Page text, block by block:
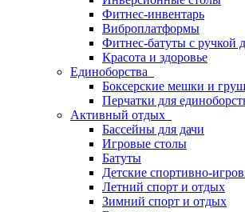
Фитнес-инвентарь
Виброплатформы
Фитнес-батуты с ручкой
Красота и здоровье
Единоборства
Боксерские мешки и
Перчатки для
Активный отдых
Бассейны для дачи
Игровые столы
Батуты
Детские спортивно-
Летний спорт и отдых
Зимний спорт и отдых